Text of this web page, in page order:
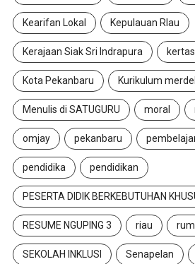
Kearifan Lokal Kepulauan RIau
Kerajaan Siak Sri Indrapura kertas
Kota Pekanbaru Kurikulum
Menulis di SATUGURU moral
omjay pekanbaru
pendidika pendidikan
PESERTA DIDIK BERKEBUTUHAN
RESUME NGUPING 3 riau
SEKOLAH INKLUSI Senapelan